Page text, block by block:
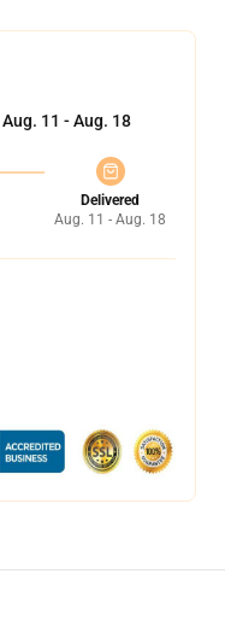
Aug. 11 - Aug. 18
Delivered
Aug. 11 - Aug. 18